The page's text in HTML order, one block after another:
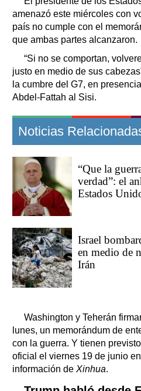
amenazó este miércoles con
país no cumple con el
que ambas partes alcanzaron.
“Si no se comportan,
justo en medio de sus
la cumbre del G7, en
Abdel-Fattah al Sisi.
Noticias
“Que la
verdad”: el
Estados
Israel
en medio de
Irán
Washington y Teherán
lunes, un memorándum de
con la guerra. Y tienen
oficial el viernes 19 de junio
información de Xinhua.